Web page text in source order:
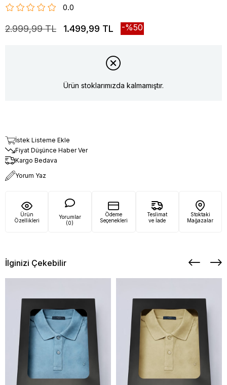
0.0
2.999,99 TL 1.499,99 TL 50
Ürün stoklarımızda kalmamıştır.
İstek Listeme Ekle
Fiyat Düşünce Haber Ver
Kargo Bedava
Yorum Yaz
Ürün
Özellikleri
Yorumlar
(0)
Ödeme
Seçenekleri
Teslimat
ve İade
Stoktaki
Mağazalar
İlginizi Çekebilir